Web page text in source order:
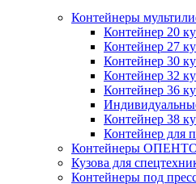
Контейнеры
Контейнер 20
Контейнер 27
Контейнер 30
Контейнер 32
Контейнер 36
Контейнер 38
Контейнер
Контейнеры
Кузова для
Контейнеры под